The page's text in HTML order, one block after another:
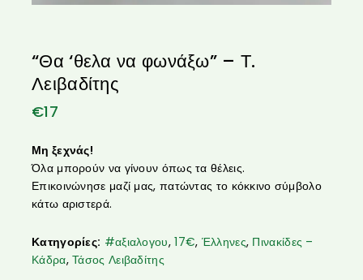
“Θα ‘θελα να φωνάξω” – Τ.
Λειβαδίτης
€17
Μη ξεχνάς!
Όλα μπορούν να γίνουν όπως τα θέλεις.
Επικοινώνησε μαζί μας, πατώντας το κόκκινο σύμβολο
κάτω αριστερά.
Κατηγορίες: #αξιαλογου,17€, Έλληνες, Πινακίδες –
Κάδρα,Τάσος Λειβαδίτης